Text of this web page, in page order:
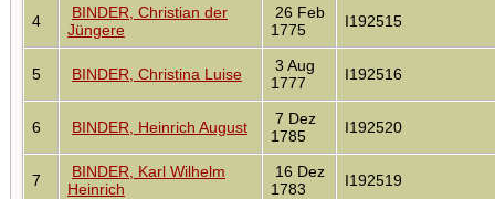
4
BINDER, Christian der
Jüngere
26 Feb
1775
I192515
5 BINDER, Christina Luise
3 Aug
1777
I192516
6 BINDER, Heinrich August
7 Dez
1785
I192520
7
BINDER, Karl Wilhelm
Heinrich
16 Dez
1783
I192519